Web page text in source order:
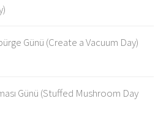
Günü (Create a Vacuum Day)
Günü (Stuffed Mushroom Day